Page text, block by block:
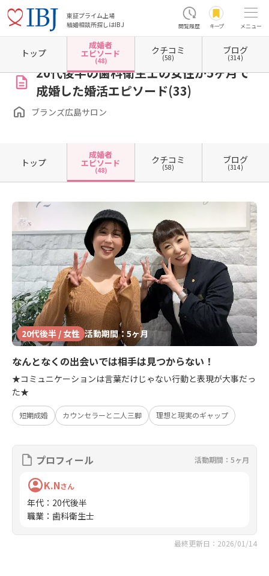
東証プライム上場
結婚相談所探しはIBJ
閲覧履歴 キープ メニュー
ホーム 広島県の結婚相談所 広島県広島市 広島県広島市中区 ブランズ広島サロン
20代後半の歯科衛生士の女性が5ヶ月で
成婚した婚活エピソード(33)
ブランズ広島サロン
トップ
成婚者
エピソード
(48)
クチコミ
(58)
ブログ
(314)
トップ
成婚者
エピソード
(48)
クチコミ
(58)
ブログ
(314)
20代後半 / 女性 活動期間：5ヶ月
なんとなくの出会いでは相手は見つからない！
★コミュニケーションは言葉だけじゃない行動と表現が大事だっ
た★
短期成婚 カウンセラーと二人三脚 理想と現実のギャップ
プロフィール 活動期間：5ヶ月
K.Nさん
年代 ： 20代後半
職業 ： 歯科衛生士
最終更新日：2026/01/14